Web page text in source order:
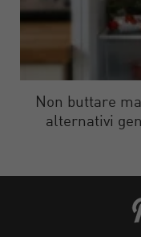
Non buttare
alternativi